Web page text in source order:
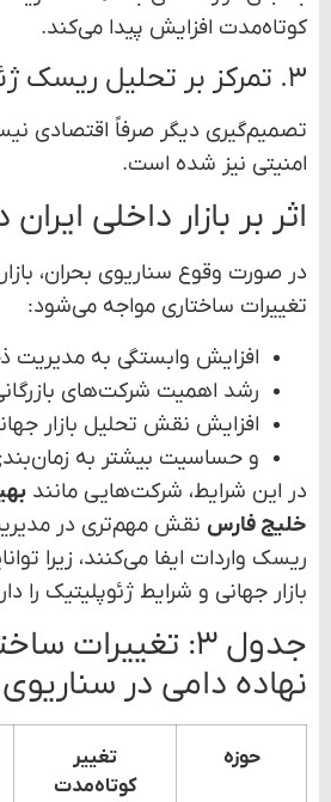
کوتاه‌مدت افزایش پیدا می‌کند.
۳. تمرکز بر تحلیل ریسک ژئوپلیتیک
تصمیم‌گیری دیگر صرفاً اقتصادی
امنیتی نیز شده است.
اثر بر بازار داخلی
در صورت وقوع سناریوی بحران، بازار
تغییرات ساختاری مواجه می‌شود:
افزایش وابستگی به مدیریت
رشد اهمیت شرکت‌های
افزایش نقش تحلیل بازار
و حساسیت بیشتر به
در این شرایط، شرکت‌هایی مانند
خلیج فارس نقش مهم‌تری در
ریسک واردات ایفا می‌کنند، زیرا
بازار جهانی و شرایط ژئوپلیتیک را
جدول ۳: تغییرات
نهاده دامی در
حوزه
تغییر
کوتاه‌مدت